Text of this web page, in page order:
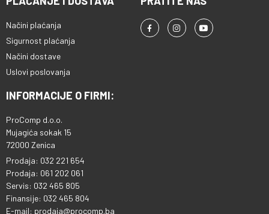
Načini plaćanja
Sigurnost plaćanja
Načini dostave
Uslovi poslovanja
INFORMACIJE O FIRMI:
ProComp d.o.o.
Mujagića sokak 15
72000 Zenica
Prodaja: 032 221 654
Prodaja: 061 202 061
Servis: 032 465 805
Finansije: 032 465 804
E-mail: prodaja@procomp.ba